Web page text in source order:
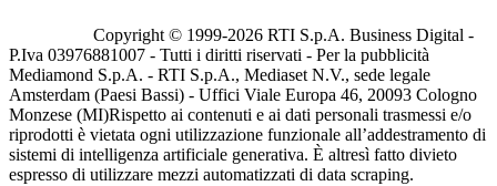
Copyright © 1999-2026 RTI S.p.A. Business Digital -
P.Iva 03976881007 - Tutti i diritti riservati - Per la pubblicità
Mediamond S.p.A. - RTI S.p.A., Mediaset N.V., sede legale
Amsterdam (Paesi Bassi) - Uffici Viale Europa 46, 20093 Cologno
Monzese (MI)Rispetto ai contenuti e ai dati personali trasmessi e/o
riprodotti è vietata ogni utilizzazione funzionale all’addestramento di
sistemi di intelligenza artificiale generativa. È altresì fatto divieto
espresso di utilizzare mezzi automatizzati di data scraping.